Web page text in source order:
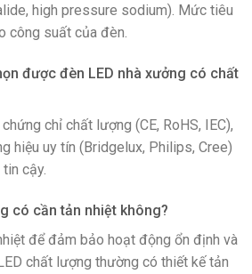
high pressure sodium). Mức tiêu
công suất của đèn.
được đèn LED nhà xưởng có chất
chỉ chất lượng (CE, RoHS, IEC),
hiệu uy tín (Bridgelux, Philips, Cree)
cậy.
có cần tản nhiệt không?
để đảm bảo hoạt động ổn định và
chất lượng thường có thiết kế tản